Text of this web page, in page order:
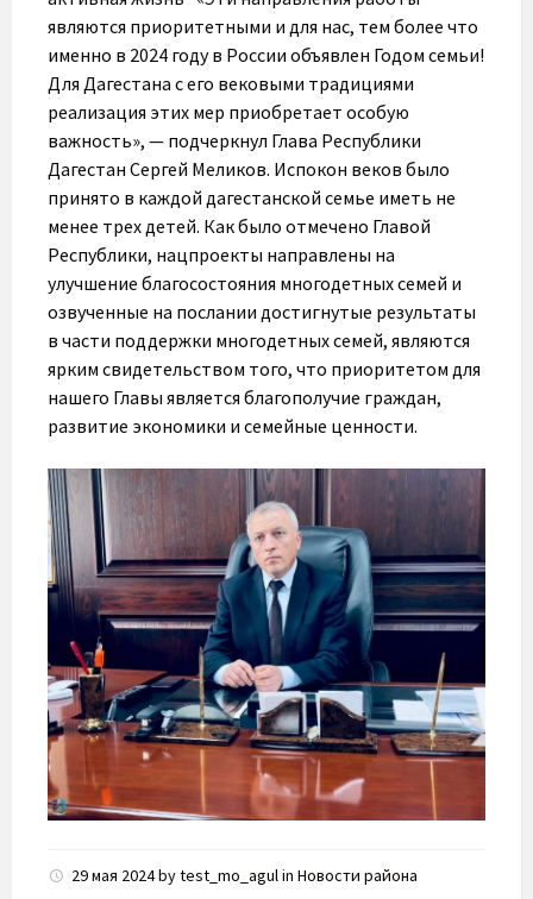
являются приоритетными и для нас, тем более что
именно в 2024 году в России объявлен Годом семьи!
Для Дагестана с его вековыми традициями
реализация этих мер приобретает особую
важность», — подчеркнул Глава Республики
Дагестан Сергей Меликов. Испокон веков было
принято в каждой дагестанской семье иметь не
менее трех детей. Как было отмечено Главой
Республики, нацпроекты направлены на
улучшение благосостояния многодетных семей и
озвученные на послании достигнутые результаты
в части поддержки многодетных семей, являются
ярким свидетельством того, что приоритетом для
нашего Главы является благополучие граждан,
развитие экономики и семейные ценности.
29 мая 2024bytest_mo_agulin Новости района